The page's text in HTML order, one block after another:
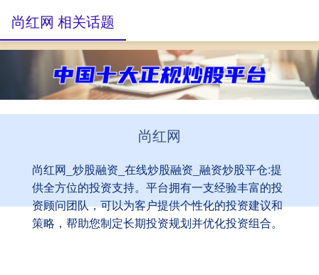
尚红网
尚红网_炒股融资_在线炒股融资_融资炒股平仓:提
供全方位的投资支持。平台拥有一支经验丰富的投
资顾问团队，可以为客户提供个性化的投资建议和
策略，帮助您制定长期投资规划并优化投资组合。
尚红网 相关话题